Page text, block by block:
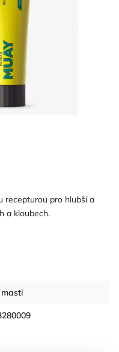
recepturou pro hlubší a
a kloubech.